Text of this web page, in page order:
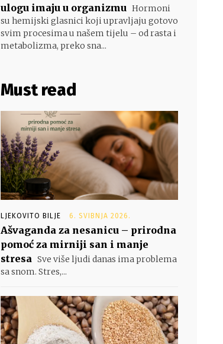
ulogu imaju u organizmu Hormoni
su hemijski glasnici koji upravljaju gotovo
svim procesima u našem tijelu – od rasta i
metabolizma, preko sna...
Must read
LJEKOVITO BILJE 6. SVIBNJA 2026.
Ašvaganda za nesanicu – prirodna
pomoć za mirniji san i manje
stresa Sve više ljudi danas ima problema
sa snom. Stres,...